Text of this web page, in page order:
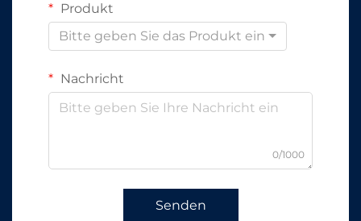
Produkt
Bitte geben Sie das Produkt ein
Nachricht
0/1000
Senden